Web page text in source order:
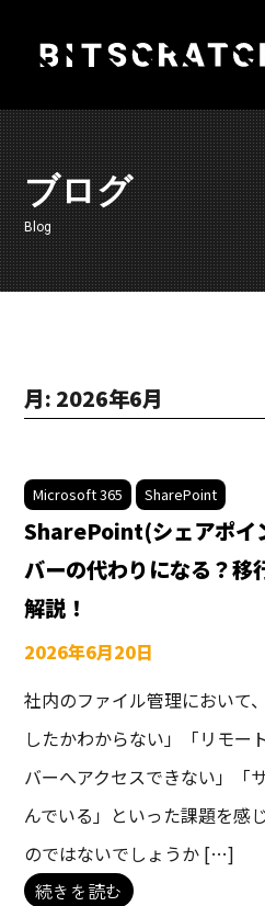
content
ブログ
Blog
月: 2026年6月
Microsoft 365 SharePoint
SharePoint(シェアポイ
バーの代わりになる？移
解説！
2026年6月20日
社内のファイル管理において
したかわからない」「リモー
バーへアクセスできない」「
んでいる」といった課題を感
のではないでしょうか […]
続きを読む